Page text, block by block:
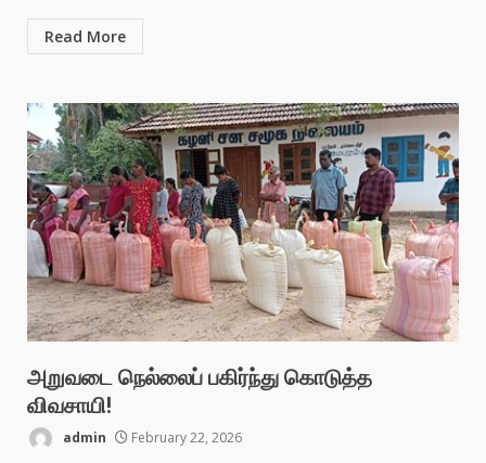
Read More
அறுவடை நெல்லைப் பகிர்ந்து கொடுத்த
விவசாயி!
admin February 22, 2026